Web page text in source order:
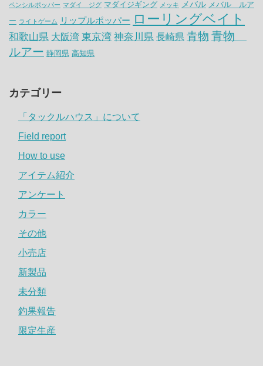
ペンシルポッパー マダイ ジグ マダイジギング メッキ メバル メバル ルア
ー ライトゲーム リップルポッパー ローリングベイト
和歌山県 大阪湾 東京湾 神奈川県 長崎県 青物 青物
ルアー 静岡県 高知県
カテゴリー
「タックルハウス」について
Field report
How to use
アイテム紹介
アンケート
カラー
その他
小売店
新製品
未分類
釣果報告
限定生産